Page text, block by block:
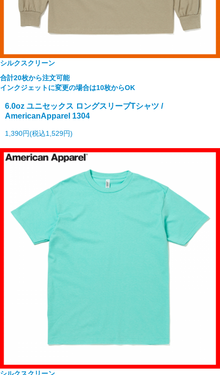
シルクスクリーン
合計20枚から注文可能
インクジェットに変更の場合は10枚からOK
6.0oz ユニセックス ロングスリーブTシャツ /
AmericanApparel 1304
1,390円(税込1,529円)